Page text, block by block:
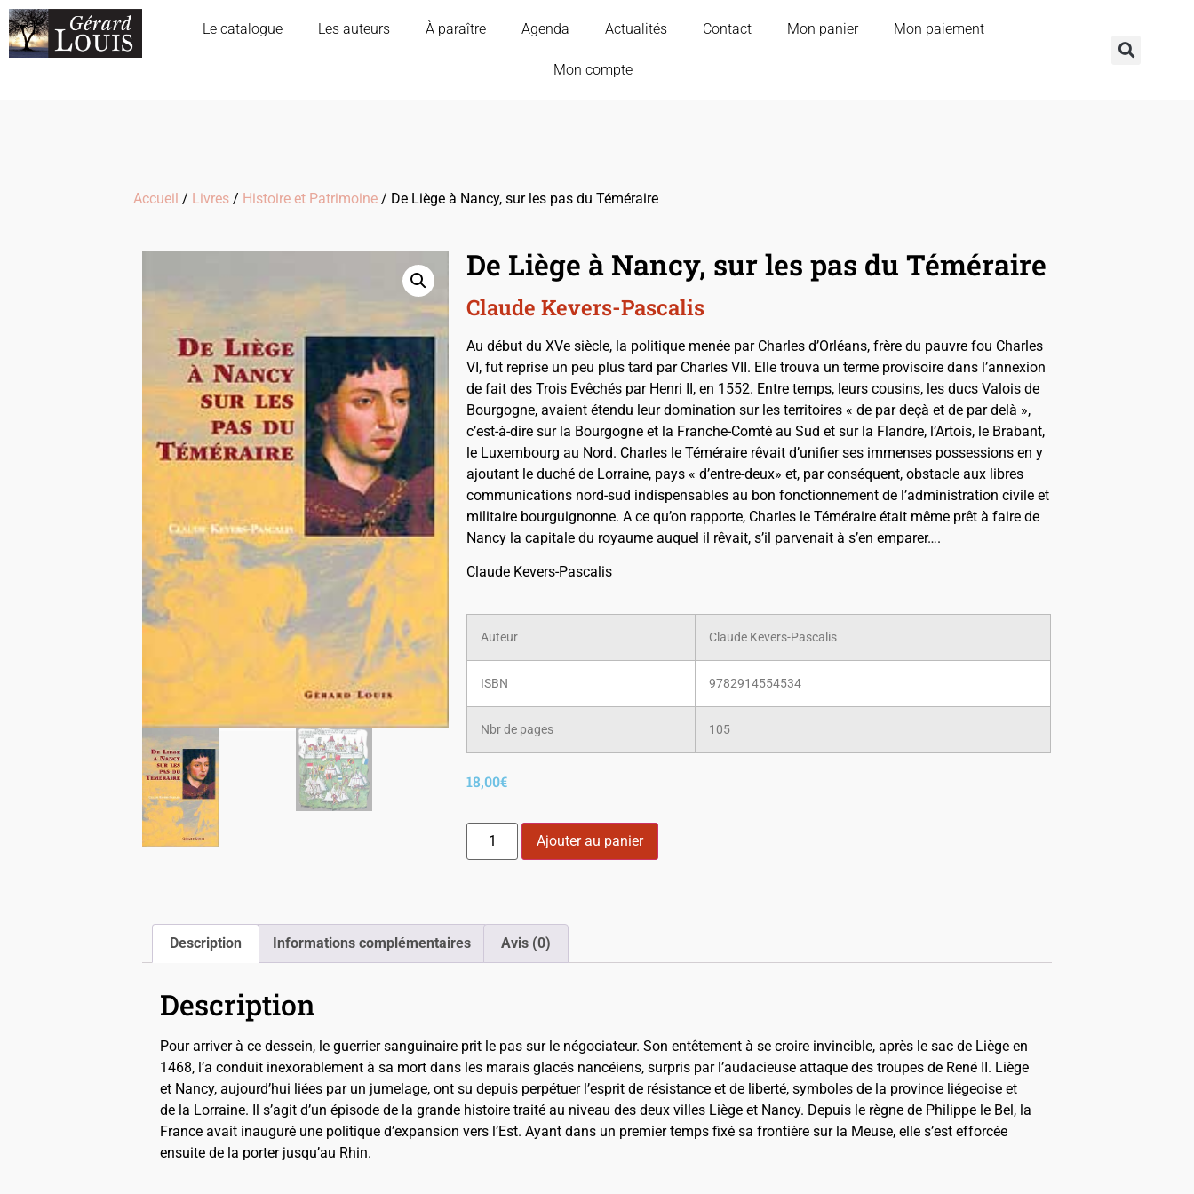
Le catalogue Les auteurs À paraître Agenda Actualités Contact Mon panier Mon paiement
Mon compte
Accueil / Livres / Histoire et Patrimoine / De Liège à Nancy, sur les pas du Téméraire
De Liège à Nancy, sur les pas du Téméraire
Claude Kevers-Pascalis
Au début du XVe siècle, la politique menée par Charles d’Orléans, frère du pauvre fou Charles
VI, fut reprise un peu plus tard par Charles VII. Elle trouva un terme provisoire dans l’annexion
de fait des Trois Evêchés par Henri II, en 1552. Entre temps, leurs cousins, les ducs Valois de
Bourgogne, avaient étendu leur domination sur les territoires « de par deçà et de par delà »,
c’est-à-dire sur la Bourgogne et la Franche-Comté au Sud et sur la Flandre, l’Artois, le Brabant,
le Luxembourg au Nord. Charles le Téméraire rêvait d’unifier ses immenses possessions en y
ajoutant le duché de Lorraine, pays « d’entre-deux» et, par conséquent, obstacle aux libres
communications nord-sud indispensables au bon fonctionnement de l’administration civile et
militaire bourguignonne. A ce qu’on rapporte, Charles le Téméraire était même prêt à faire de
Nancy la capitale du royaume auquel il rêvait, s’il parvenait à s’en emparer….
Claude Kevers-Pascalis
Auteur Claude Kevers-Pascalis
ISBN 9782914554534
Nbr de pages 105
18,00€
Ajouter au panier
Description Informations complémentaires Avis (0)
Description
Pour arriver à ce dessein, le guerrier sanguinaire prit le pas sur le négociateur. Son entêtement à se croire invincible, après le sac de Liège en
1468, l’a conduit inexorablement à sa mort dans les marais glacés nancéiens, surpris par l’audacieuse attaque des troupes de René II. Liège
et Nancy, aujourd’hui liées par un jumelage, ont su depuis perpétuer l’esprit de résistance et de liberté, symboles de la province liégeoise et
de la Lorraine. Il s’agit d’un épisode de la grande histoire traité au niveau des deux villes Liège et Nancy. Depuis le règne de Philippe le Bel, la
France avait inauguré une politique d’expansion vers l’Est. Ayant dans un premier temps fixé sa frontière sur la Meuse, elle s’est efforcée
ensuite de la porter jusqu’au Rhin.